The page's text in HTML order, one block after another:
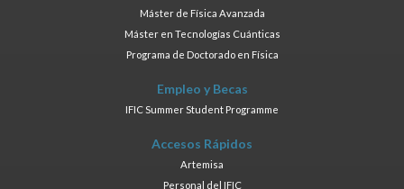
Máster de Física Avanzada
Máster en Tecnologías Cuánticas
Programa de Doctorado en Física
Empleo y Becas
IFIC Summer Student Programme
Accesos Rápidos
Artemisa
Personal del IFIC